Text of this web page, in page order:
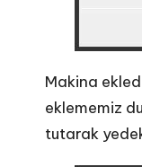
Makina
eklememiz
tutarak